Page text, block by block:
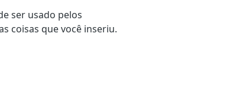
ser usado pelos
coisas que você inseriu.